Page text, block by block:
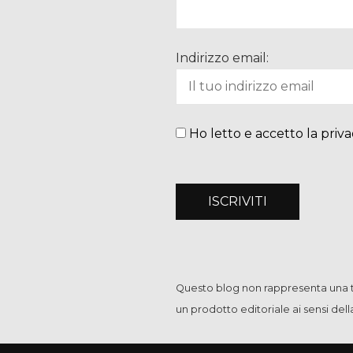
Indirizzo email:
Ho letto e accetto la
Questo blog non rappresenta
un prodotto editoriale ai sensi